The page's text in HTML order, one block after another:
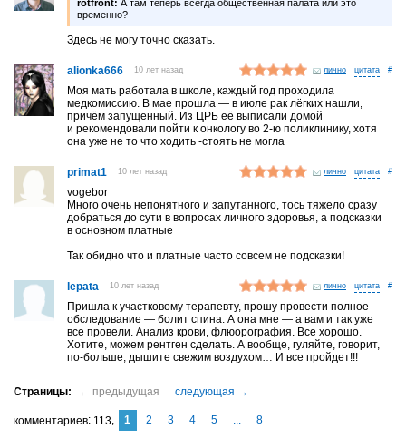
rotfront: А там теперь всегда общественная палата или это
временно?
Здесь не могу точно сказать.
alionka666 10 лет назад лично #
Моя мать работала в школе, каждый год проходила
медкомиссию. В мае прошла — в июле рак лёгких нашли,
причём запущенный. Из ЦРБ её выписали домой
и рекомендовали пойти к онкологу во 2-ю поликлинику, хотя
она уже не то что ходить -стоять не могла
primat1 10 лет назад лично #
vogebor
Много очень непонятного и запутанного, тось тяжело сразу
добраться до сути в вопросах личного здоровья, а подсказки
в основном платные
Так обидно что и платные часто совсем не подсказки!
lepata 10 лет назад лично #
Пришла к участковому терапевту, прошу провести полное
обследование — болит спина. А она мне — а вам и так уже
все провели. Анализ крови, флюорография. Все хорошо.
Хотите, можем рентген сделать. А вообще, гуляйте, говорит,
по-больше, дышите свежим воздухом… И все пройдет!!!
комментариев 113 1 2 3 4 5 8